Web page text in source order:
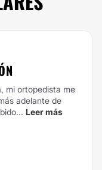
mi ortopedista me
adelante de
Leer más